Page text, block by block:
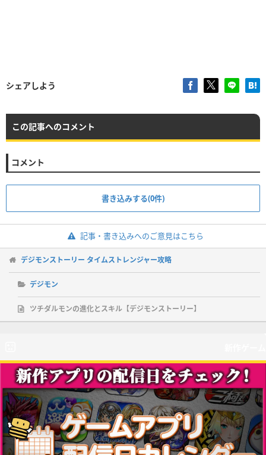
シェアしよう
この記事へのコメント
コメント
書き込みする(0件)
記事・書き込みへのご意見はこちら
デジモンストーリー タイムストレンジャー攻略
デジモン
ツチダルモンの進化とスキル【デジモンストーリー】